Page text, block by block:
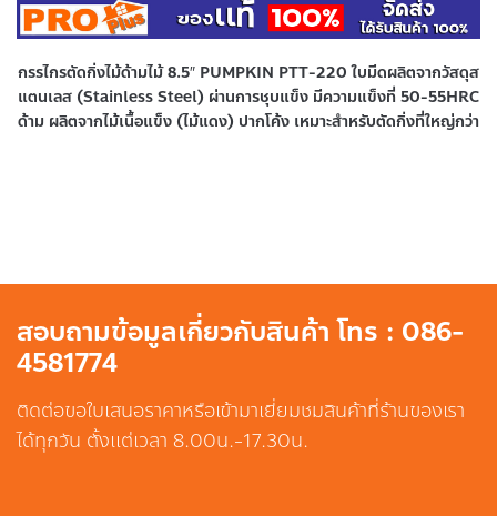
กรรไกรตัดกิ่งไม้ด้ามไม้ 8.5″ PUMPKIN PTT-220 ใบมีดผลิตจากวัสดุส
แตนเลส (Stainless Steel) ผ่านการชุบแข็ง มีความแข็งที่ 50-55HRC
ด้าม ผลิตจากไม้เนื้อแข็ง (ไม้แดง) ปากโค้ง เหมาะสำหรับตัดกิ่งที่ใหญ่กว่า
สอบถามข้อมูลเกี่ยวกับสินค้า โทร : 086-
4581774
ติดต่อขอใบเสนอราคาหรือเข้ามาเยี่ยมชมสินค้าที่ร้านของเรา
ได้ทุกวัน ตั้งแต่เวลา 8.00น.-17.30น.